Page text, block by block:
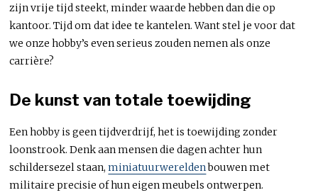
zijn vrije tijd steekt, minder waarde hebben dan die op
kantoor. Tijd om dat idee te kantelen. Want stel je voor dat
we onze hobby’s even serieus zouden nemen als onze
carrière?
De kunst van totale toewijding
Een hobby is geen tijdverdrijf, het is toewijding zonder
loonstrook. Denk aan mensen die dagen achter hun
schildersezel staan,miniatuurwereldenbouwen met
militaire precisie of hun eigen meubels ontwerpen.